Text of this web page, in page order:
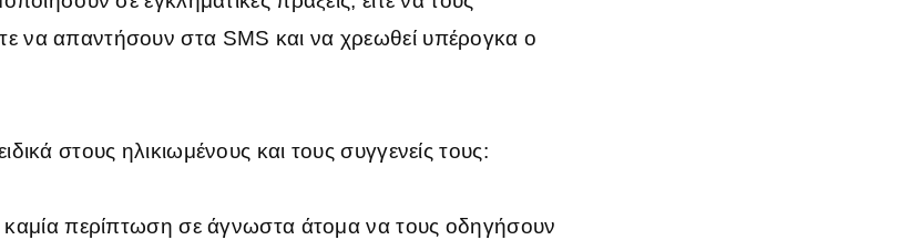
να απαντήσουν στα SMS και να χρεωθεί υπέρογκα ο
στους ηλικιωμένους και τους συγγενείς τους:
καμία περίπτωση σε άγνωστα άτομα να τους οδηγήσουν